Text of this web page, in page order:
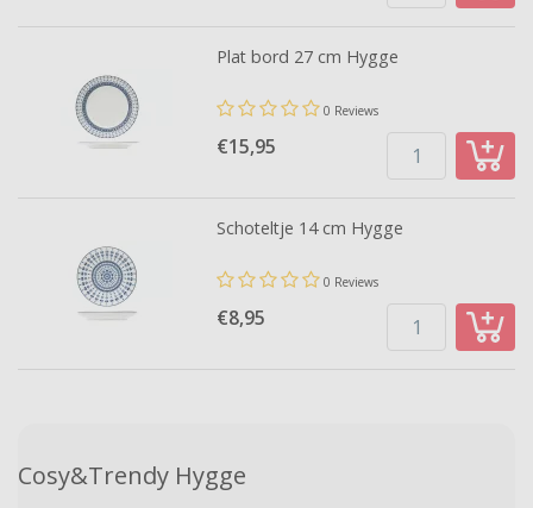
Plat bord 27 cm Hygge
0 Reviews
€15,95
Schoteltje 14 cm Hygge
0 Reviews
€8,95
Cosy&Trendy Hygge